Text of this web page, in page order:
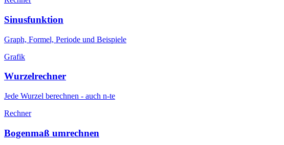
Sinusfunktion
Graph, Formel, Periode und Beispiele
Grafik
Wurzelrechner
Jede Wurzel berechnen - auch n-te
Rechner
Bogenmaß umrechnen